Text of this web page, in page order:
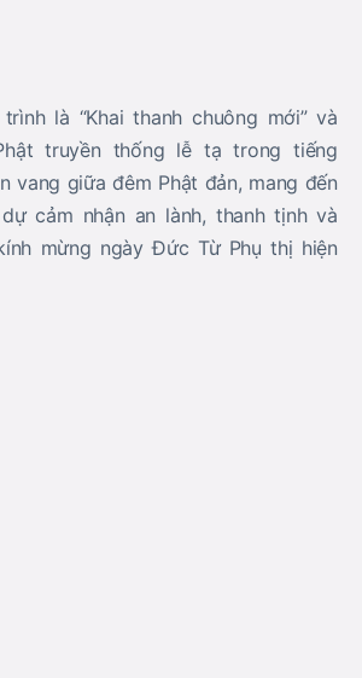
là “Khai thanh chuông mới” và
truyền thống lễ tạ trong tiếng
vang giữa đêm Phật đản, mang đến
cảm nhận an lành, thanh tịnh và
mừng ngày Đức Từ Phụ thị hiện